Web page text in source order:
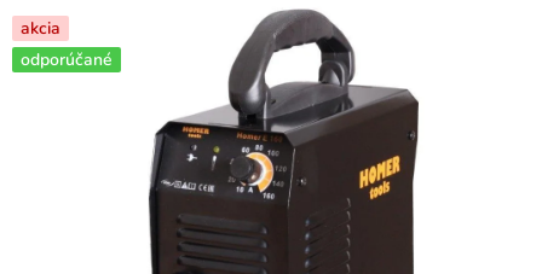
z
5
hviezdičiek.
akcia
odporúčané